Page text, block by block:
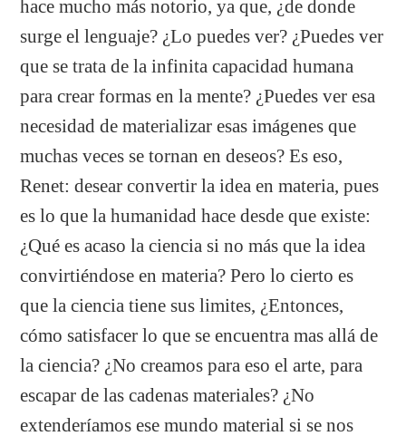
hace mucho más notorio, ya que, ¿de donde
surge el lenguaje? ¿Lo puedes ver? ¿Puedes ver
que se trata de la infinita capacidad humana
para crear formas en la mente? ¿Puedes ver esa
necesidad de materializar esas imágenes que
muchas veces se tornan en deseos? Es eso,
Renet: desear convertir la idea en materia, pues
es lo que la humanidad hace desde que existe:
¿Qué es acaso la ciencia si no más que la idea
convirtiéndose en materia? Pero lo cierto es
que la ciencia tiene sus limites, ¿Entonces,
cómo satisfacer lo que se encuentra mas allá de
la ciencia? ¿No creamos para eso el arte, para
escapar de las cadenas materiales? ¿No
extenderíamos ese mundo material si se nos